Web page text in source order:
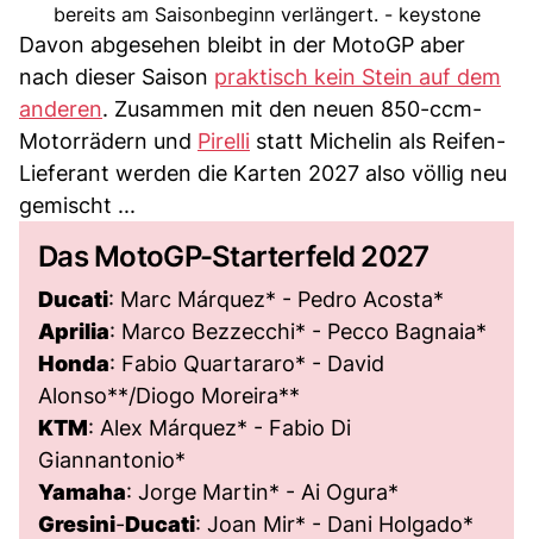
bereits am Saisonbeginn verlängert. - keystone
Davon abgesehen bleibt in der MotoGP aber
nach dieser Saison praktisch kein Stein auf dem
anderen. Zusammen mit den neuen 850-ccm-
Motorrädern und Pirelli statt Michelin als Reifen-
Lieferant werden die Karten 2027 also völlig neu
gemischt ...
Das MotoGP-Starterfeld 2027
Ducati: Marc Márquez* - Pedro Acosta*
Aprilia: Marco Bezzecchi* - Pecco Bagnaia*
Honda: Fabio Quartararo* - David
Alonso**/Diogo Moreira**
KTM: Alex Márquez* - Fabio Di
Giannantonio*
Yamaha: Jorge Martin* - Ai Ogura*
Gresini-Ducati: Joan Mir* - Dani Holgado*